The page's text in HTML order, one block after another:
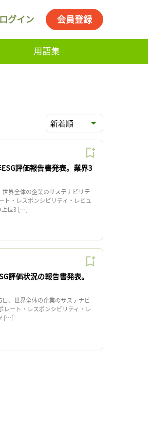
ログイン 会員登録
用語集
新着順
評価報告書発表。業界3
界全体の企業のサステナビリテ
ト・レスポンシビリティ・レビュ
上位3 […]
評価状況の報告書発表。
、世界全体の企業のサステナビ
レート・レスポンシビリティ・レ
[…]